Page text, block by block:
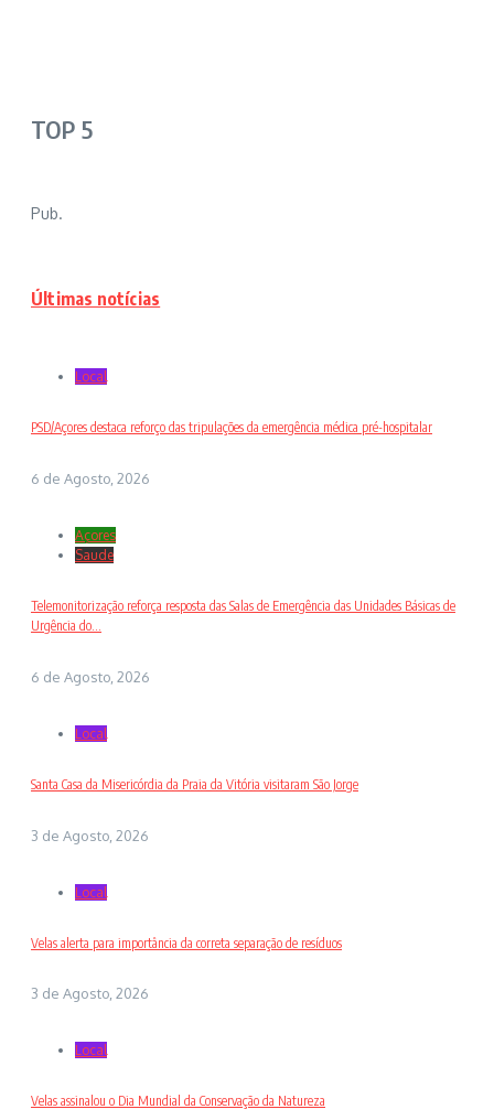
TOP 5
Pub.
Últimas notícias
Local
PSD/Açores destaca reforço das tripulações da emergência médica pré-hospitalar
6 de Agosto, 2026
Açores
Saude
Telemonitorização reforça resposta das Salas de Emergência das Unidades Básicas de
Urgência do...
6 de Agosto, 2026
Local
Santa Casa da Misericórdia da Praia da Vitória visitaram São Jorge
3 de Agosto, 2026
Local
Velas alerta para importância da correta separação de resíduos
3 de Agosto, 2026
Local
Velas assinalou o Dia Mundial da Conservação da Natureza